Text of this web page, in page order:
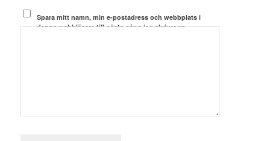
Spara mitt namn, min e-postadress och webbplats i
denna webbläsare till nästa gång jag skriver en